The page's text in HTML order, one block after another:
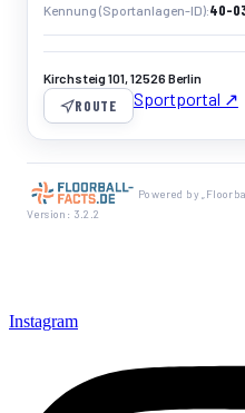
Kennung (Sportanlagen-ID) 40-
Kirchsteig 101, 12526 Berlin
ROUTE Sportportal ↗
Powered by
Version: 3.2.2
Instagram